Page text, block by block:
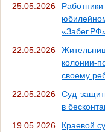
25.05.2026
22.05.2026
колонии-
своему
22.05.2026
Суд
в
19.05.2026
Краевой